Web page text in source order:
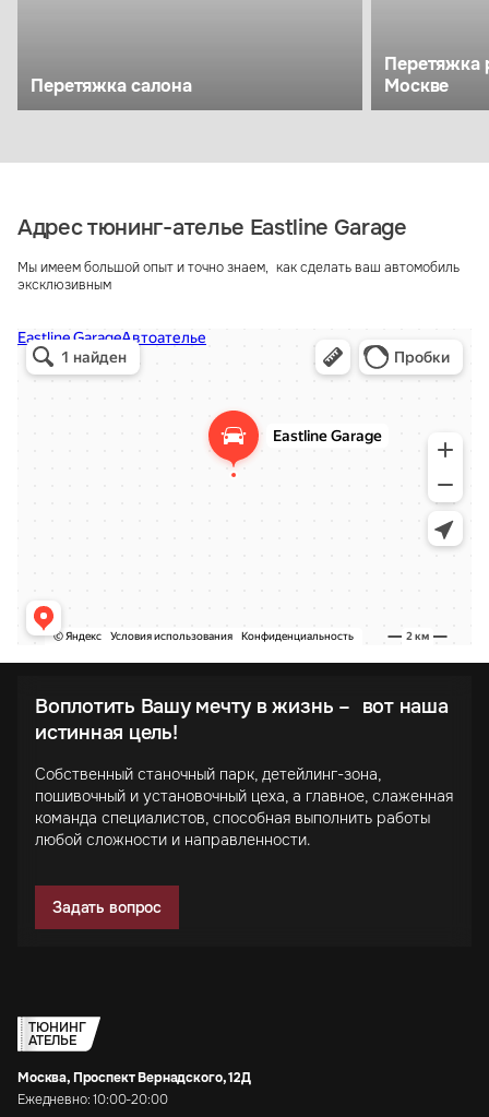
Перетяжка салона
Перетяжка
Москве
Адрес тюнинг-ателье Eastline Garage
Мы имеем большой опыт и точно знаем, как сделать ваш автомобиль
эксклюзивным
Воплотить Вашу мечту в жизнь – вот наша
истинная цель!
Собственный станочный парк, детейлинг-зона,
пошивочный и установочный цеха, а главное, слаженная
команда специалистов, способная выполнить работы
любой сложности и направленности.
Задать вопрос
ТЮНИНГ
АТЕЛЬЕ
Москва, Проспект Вернадского, 12Д
Ежедневно: 10:00-20:00